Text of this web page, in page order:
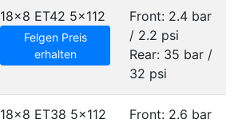
18x8 ET42 5x112
Felgen Preis
erhalten
Front: 2.4 bar
/ 2.2 psi
Rear: 35 bar /
32 psi
18x8 ET38 5x112
Front: 2.6 bar